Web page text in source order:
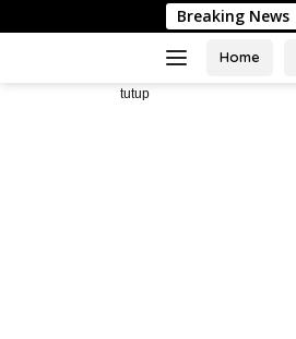
ke
Breaking News
ULO dan Jaringan Tiang Resmi
Home
tutup